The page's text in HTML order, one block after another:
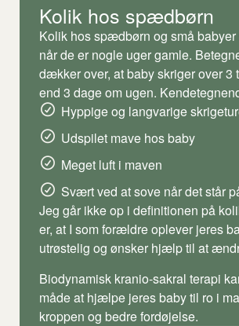
Kolik hos spædbørn
Kolik hos spædbørn og små babyer
når de er nogle uger gamle.
dækker over, at baby skriger over 3
end 3 dage om ugen.
Hyppige og langvarige
Udspilet mave hos baby
Meget luft i maven
Svært ved at sove når det står
Jeg går ikke op i definitionen på
er, at I som forældre oplever jeres
utrøstelig og ønsker hjælp til at
Biodynamisk kranio-sakral terapi
måde at hjælpe jeres baby til ro i
kroppen og bedre fordøjelse.